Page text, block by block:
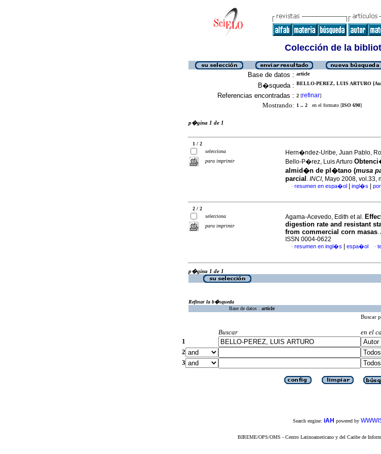
Colección de la
Base de datos : article
B�squeda : BELLO-PEREZ, LUIS ARTURO
Referencias encontradas : 2 [refinar]
Mostrando: 1 .. 2 en el formato [ISO 690]
p�gina 1 de 1
1 / 2
selecciona
para imprimir
Hern�ndez-Uribe, Juan Pablo,
Bello-P�rez, Luis Arturo
almid�n de pl�tano (musa
parcial . INCI, Mayo 2008, vol.33,
· resumen en espa�ol ingl�s
2 / 2
selecciona
para imprimir
Agama-Acevedo, Edith et al.
digestion rate and resistant
from commercial corn masas.
ISSN 0004-0622
· resumen en ingl�s espa�ol ·
p�gina 1 de 1
Refinar la b�squeda
Base de datos : article
Buscar
Buscar
en el
1
2
3
Search engine: iAH powered by
BIREME/OPS/OMS - Centro Latinoamericano y del Caribe de